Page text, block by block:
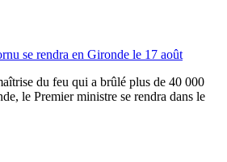
se rendra en Gironde le 17 août
du feu qui a brûlé plus de 40 000
le Premier ministre se rendra dans le